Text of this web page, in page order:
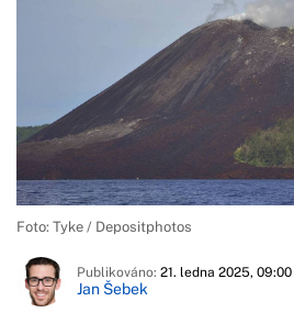
Foto: Tyke / Depositphotos
Publikováno: 21. ledna 2025, 09:00
Jan Šebek